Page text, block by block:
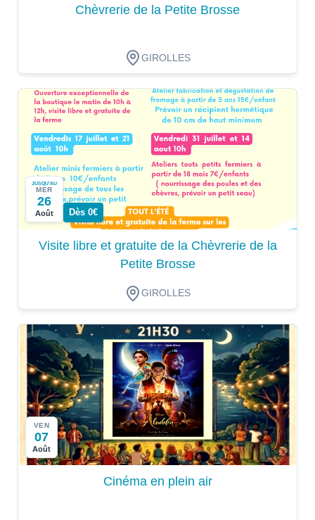
Chèvrerie de la Petite Brosse
GIROLLES
JUSQU'AU
MER
26
Août Dès 0€
Visite libre et gratuite de la Chèvrerie de la
Petite Brosse
GIROLLES
VEN
07
Août
Cinéma en plein air